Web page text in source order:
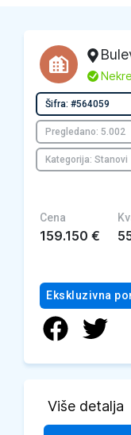
L
Šifra: #564059
Pregledano: 5.002
Kategorija: Stanovi
Cena
159.150 €
Ekskluzivna
Više detalja